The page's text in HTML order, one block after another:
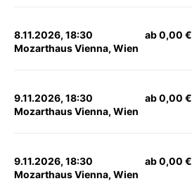
8.11.2026, 18:30
Mozarthaus Vienna, Wien
ab 0,00 €
9.11.2026, 18:30
Mozarthaus Vienna, Wien
ab 0,00 €
9.11.2026, 18:30
Mozarthaus Vienna, Wien
ab 0,00 €